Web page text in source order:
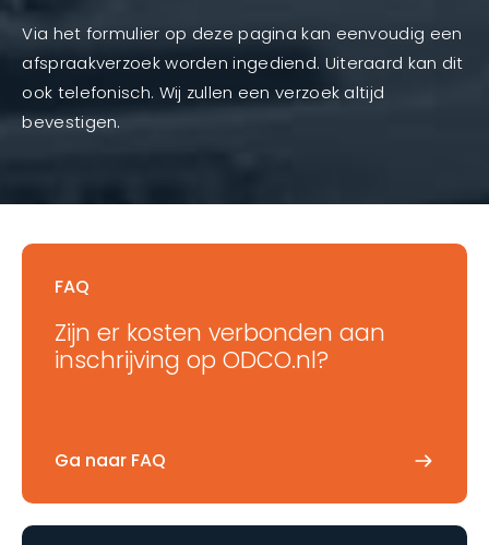
Via het formulier op deze pagina kan eenvoudig een
afspraakverzoek worden ingediend. Uiteraard kan dit
ook telefonisch. Wij zullen een verzoek altijd
bevestigen.
FAQ
Zijn er kosten verbonden aan
inschrijving op ODCO.nl?
Ga naar FAQ